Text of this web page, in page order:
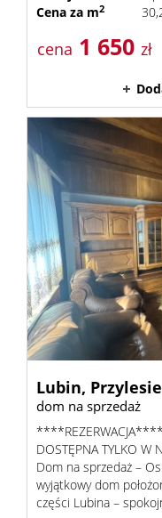
Cena za m2
cena 1 650 zł
Lubin, Przylesie
dom na sprzedaż
****REZERWACJA****
DOSTĘPNA TYLKO W
Dom na sprzedaż –
wyjątkowy dom
części Lubina –